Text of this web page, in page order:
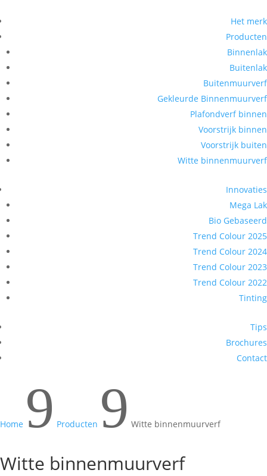
Het merk
Producten
Binnenlak
Buitenlak
Buitenmuurverf
Gekleurde Binnenmuurverf
Plafondverf binnen
Voorstrijk binnen
Voorstrijk buiten
Witte binnenmuurverf
Innovaties
Mega Lak
Bio Gebaseerd
Trend Colour 2025
Trend Colour 2024
Trend Colour 2023
Trend Colour 2022
Tinting
Tips
Brochures
Contact
Home 9 Producten 9 Witte binnenmuurverf
Witte binnenmuurverf